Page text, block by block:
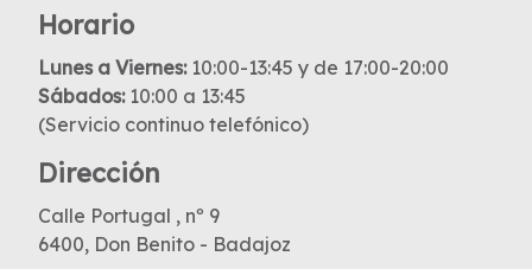
Horario
Lunes a Viernes:10:00-13:45 y de 17:00-20:00
Sábados:10:00 a 13:45
(Servicio continuo telefónico)
Dirección
Calle Portugal , nº 9
6400, Don Benito - Badajoz